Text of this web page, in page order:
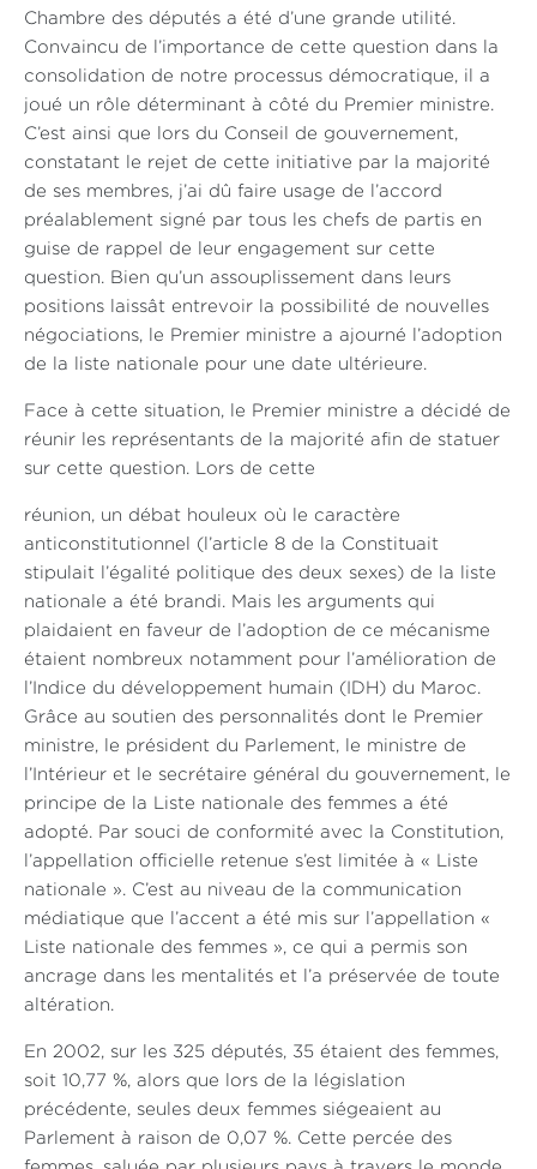
Chambre des députés a été d’une grande utilité.
Convaincu de l’importance de cette question dans la
consolidation de notre processus démocratique, il a
joué un rôle déterminant à côté du Premier ministre.
C’est ainsi que lors du Conseil de gouvernement,
constatant le rejet de cette initiative par la majorité
de ses membres, j’ai dû faire usage de l’accord
préalablement signé par tous les chefs de partis en
guise de rappel de leur engagement sur cette
question. Bien qu’un assouplissement dans leurs
positions laissât entrevoir la possibilité de nouvelles
négociations, le Premier ministre a ajourné l’adoption
de la liste nationale pour une date ultérieure.
Face à cette situation, le Premier ministre a décidé de
réunir les représentants de la majorité afin de statuer
sur cette question. Lors de cette
réunion, un débat houleux où le caractère
anticonstitutionnel (l’article 8 de la Constituait
stipulait l’égalité politique des deux sexes) de la liste
nationale a été brandi. Mais les arguments qui
plaidaient en faveur de l’adoption de ce mécanisme
étaient nombreux notamment pour l’amélioration de
l’Indice du développement humain (IDH) du Maroc.
Grâce au soutien des personnalités dont le Premier
ministre, le président du Parlement, le ministre de
l’Intérieur et le secrétaire général du gouvernement, le
principe de la Liste nationale des femmes a été
adopté. Par souci de conformité avec la Constitution,
l’appellation officielle retenue s’est limitée à « Liste
nationale ». C’est au niveau de la communication
médiatique que l’accent a été mis sur l’appellation «
Liste nationale des femmes », ce qui a permis son
ancrage dans les mentalités et l’a préservée de toute
altération.
En 2002, sur les 325 députés, 35 étaient des femmes,
soit 10,77 %, alors que lors de la législation
précédente, seules deux femmes siégeaient au
Parlement à raison de 0,07 %. Cette percée des